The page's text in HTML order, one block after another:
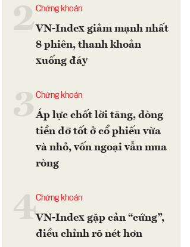
2Chứng khoán
VN-Index giảm mạnh nhất
8 phiên, thanh khoản
xuống đáy
Chứng khoán
Áp lực chốt lời tăng, dòng
tiền đỡ tốt ở cổ phiếu vừa
và nhỏ, vốn ngoại vẫn mua
ròng
4Chứng khoán
VN-Index gặp cản “cứng”,
điều chỉnh rõ nét hơn